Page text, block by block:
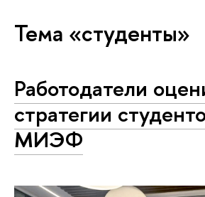
Тема «студенты»
Работодатели
стратегии
МИЭФ